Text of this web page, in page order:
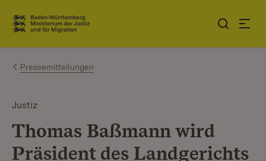
Zum Inhalt springen
Link zur Startseite
Pressemitteilungen
Justiz
Thomas Baßmann wird
Präsident des Landgerichts